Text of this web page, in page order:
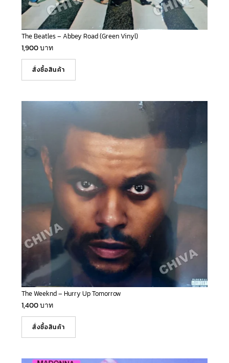
The Beatles – Abbey Road (Green Vinyl)
1,900บาท
สั่งซื้อสินค้า
The Weeknd – Hurry Up Tomorrow
1,400บาท
สั่งซื้อสินค้า